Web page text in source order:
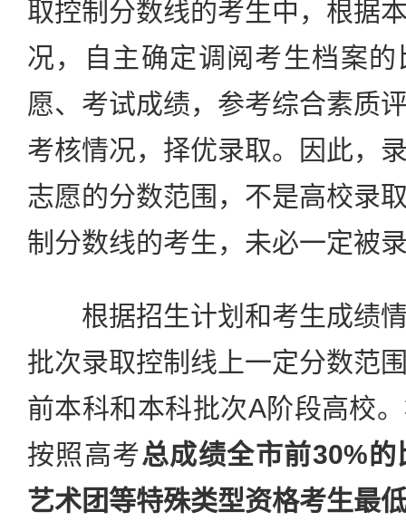
取控制分数线的考生中，根据
况，自主确定调阅考生档案
愿、考试成绩，参考综合素质
考核情况，择优录取。因此，
志愿的分数范围，不是高校录
制分数线的考生，未必一定被
根据招生计划和考生成绩情
批次录取控制线上一定分数范
前本科和本科批次A阶段高校
按照高考总成绩全市前30%
艺术团等特殊类型资格考生最